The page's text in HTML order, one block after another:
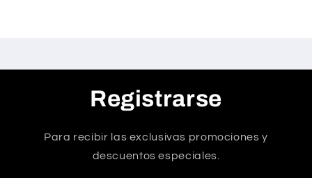
Registrarse
Para recibir las exclusivas promociones y
descuentos especiales.